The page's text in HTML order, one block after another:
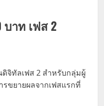
บาท เฟส 2
จิทัลเฟส 2 สำหรับกลุ่มผู้
ขยายผลจากเฟสแรกที่